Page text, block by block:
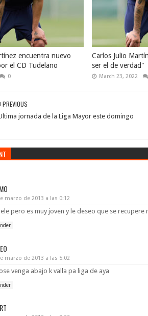
encuentra nuevo
el CD Tudelano
0
Carlos Julio
ser el de verdad"
March 23, 2022
PREVIOUS
jornada de la Liga Mayor este domingo
marzo de 2013 a las 0:12
pero es muy joven y le deseo que se
marzo de 2013 a las 5:02
venga abajo k valla pa liga de aya